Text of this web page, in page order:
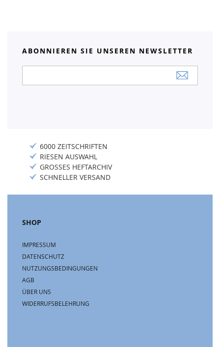
ABONNIEREN SIE UNSEREN NEWSLETTER
Newsletter:
6000 ZEITSCHRIFTEN
RIESEN AUSWAHL
GROSSES HEFTARCHIV
SCHNELLER VERSAND
SHOP
IMPRESSUM
DATENSCHUTZ
NUTZUNGSBEDINGUNGEN
AGB
ÜBER UNS
WIDERRUFSBELEHRUNG